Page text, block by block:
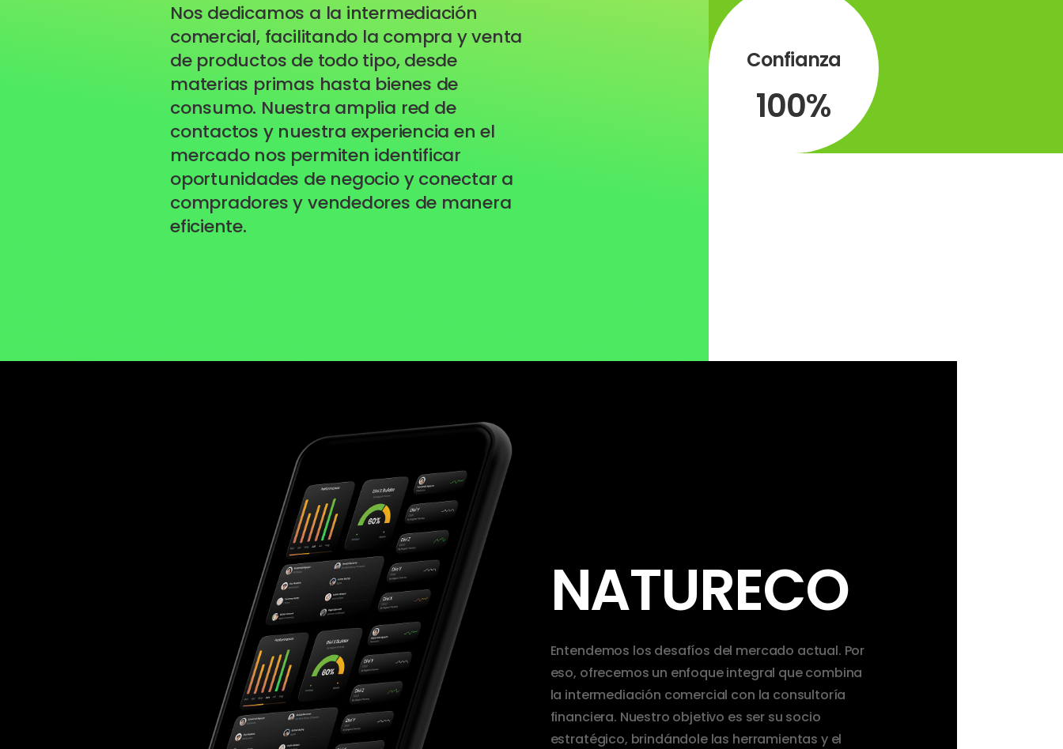
Nos dedicamos a la intermediación
comercial, facilitando la compra y venta
de productos de todo tipo, desde
materias primas hasta bienes de
consumo. Nuestra amplia red de
contactos y nuestra experiencia en el
mercado nos permiten identificar
oportunidades de negocio y conectar a
compradores y vendedores de manera
eficiente.
Confianza
100%
NATURECO
Entendemos los desafíos del mercado actual. Por
eso, ofrecemos un enfoque integral que combina
la intermediación comercial con la consultoría
financiera. Nuestro objetivo es ser su socio
estratégico, brindándole las herramientas y el